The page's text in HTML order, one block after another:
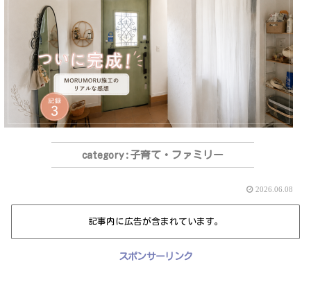
子育て・ファミリー
2026.06.08
記事内に広告が含まれています。
スポンサーリンク